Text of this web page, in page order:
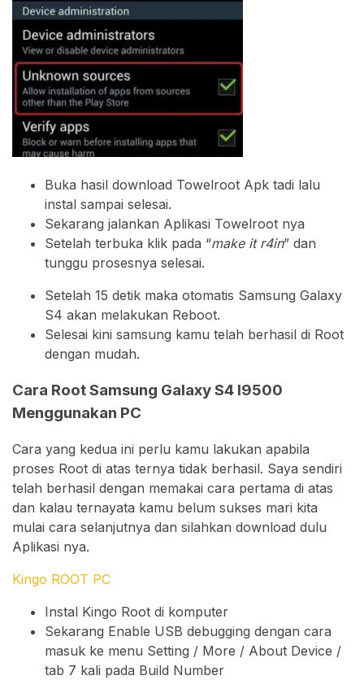
Buka hasil download Towelroot Apk tadi lalu
instal sampai selesai.
Sekarang jalankan Aplikasi Towelroot nya
Setelah terbuka klik pada “make it r4in” dan
tunggu prosesnya selesai.
Setelah 15 detik maka otomatis Samsung Galaxy
S4 akan melakukan Reboot.
Selesai kini samsung kamu telah berhasil di Root
dengan mudah.
Cara Root Samsung Galaxy S4 I9500
Menggunakan PC
Cara yang kedua ini perlu kamu lakukan apabila
proses Root di atas ternya tidak berhasil. Saya sendiri
telah berhasil dengan memakai cara pertama di atas
dan kalau ternayata kamu belum sukses mari kita
mulai cara selanjutnya dan silahkan download dulu
Aplikasi nya.
Kingo ROOT PC
Instal Kingo Root di komputer
Sekarang Enable USB debugging dengan cara
masuk ke menu Setting / More / About Device /
tab 7 kali pada Build Number